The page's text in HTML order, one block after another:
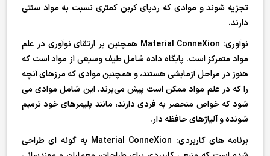
تجزیه شوند و موادی که ردپای کربن کمتری نسبت به مواد سنتی
دارند.
نوآوری: Material ConneXion همچنین بر ارتقای نوآوری در علم
مواد متمرکز است. پایگاه داده شامل طیف وسیعی از مواد است که
هنوز در مراحل آزمایشی هستند، و همچنین موادی که مرزهای آنچه
را که در علم مواد ممکن است پیش می‌برند. این شامل موادی می
شود که خواص منحصر به فردی دارند، مانند پلیمرهای خود ترمیم
شونده و آلیاژهای حافظه دار.
برنامه های کاربردی: Material ConneXion به گونه ای طراحی